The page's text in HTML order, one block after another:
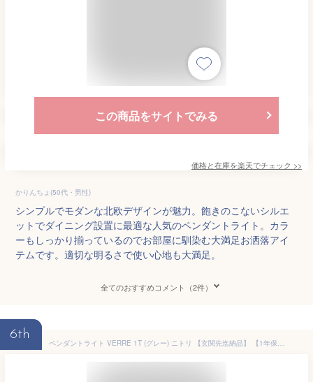
この商品をサイトでみる
価格と在庫を楽天でチェック >>
かりんちょ(50代・男性)
シンプルでモダンな北欧デザインが魅力。飽きのこないシルエ
ットでダイニング設置に最適な人気のペンダントライト。カラ
ーもしっかり揃っているのでお部屋に馴染む大満足お洒落アイ
テムです。適切な明るさで使い心地も大満足。
全てのおすすめコメント（2件）
6th
ペンダントライト VERRE 1T (グレー) ニトリ 【玄関先迄納品】 【1年保証】 〔合計金額11000円以上送料無料対象商品〕